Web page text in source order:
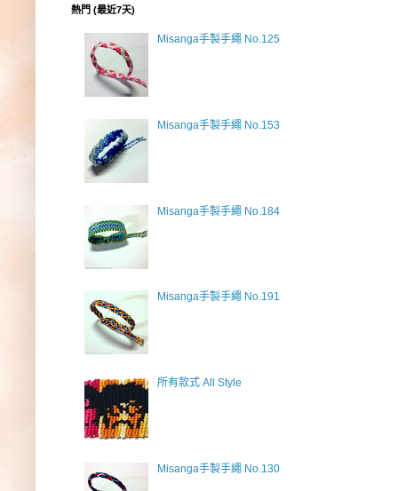
熱門 (最近7天)
Misanga手製手繩 No.125
Misanga手製手繩 No.153
Misanga手製手繩 No.184
Misanga手製手繩 No.191
所有款式 All Style
Misanga手製手繩 No.130